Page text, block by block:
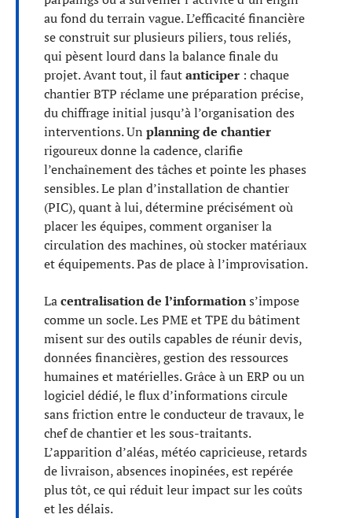
au fond du terrain vague. L’efficacité financière
se construit sur plusieurs piliers, tous reliés,
qui pèsent lourd dans la balance finale du
projet. Avant tout, il fautanticiper : chaque
chantier BTP réclame une préparation précise,
du chiffrage initial jusqu’à l’organisation des
interventions. Un planning de chantier
rigoureux donne la cadence, clarifie
l’enchaînement des tâches et pointe les phases
sensibles. Le plan d’installation de chantier
(PIC), quant à lui, détermine précisément où
placer les équipes, comment organiser la
circulation des machines, où stocker matériaux
et équipements. Pas de place à l’improvisation.
Lacentralisation de l’informations’impose
comme un socle. Les PME et TPE du bâtiment
misent sur des outils capables de réunir devis,
données financières, gestion des ressources
humaines et matérielles. Grâce à un ERP ou un
logiciel dédié, le flux d’informations circule
sans friction entre le conducteur de travaux, le
chef de chantier et les sous-traitants.
L’apparition d’aléas, météo capricieuse, retards
de livraison, absences inopinées, est repérée
plus tôt, ce qui réduit leur impact sur les coûts
et les délais.